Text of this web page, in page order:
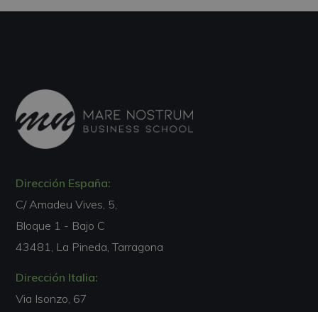
Dirección España:
C/ Amadeu Vives, 5,
Bloque 1 - Bajo C
43481, La Pineda, Tarragona
Dirección Italia:
Via Isonzo, 67